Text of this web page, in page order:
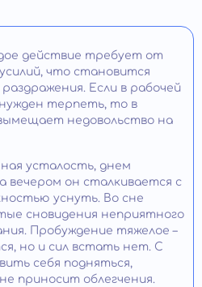
действие требует от
что становится
Если в рабочей
терпеть, то в
недовольство на
усталость, днем
вечером он сталкивается с
уснуть. Во сне
сновидения неприятного
Пробуждение тяжелое –
но и сил встать нет. С
себя подняться,
приносит облегчения.